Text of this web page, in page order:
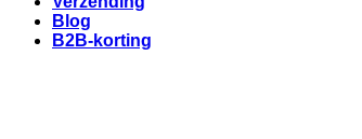
Blog
B2B-korting